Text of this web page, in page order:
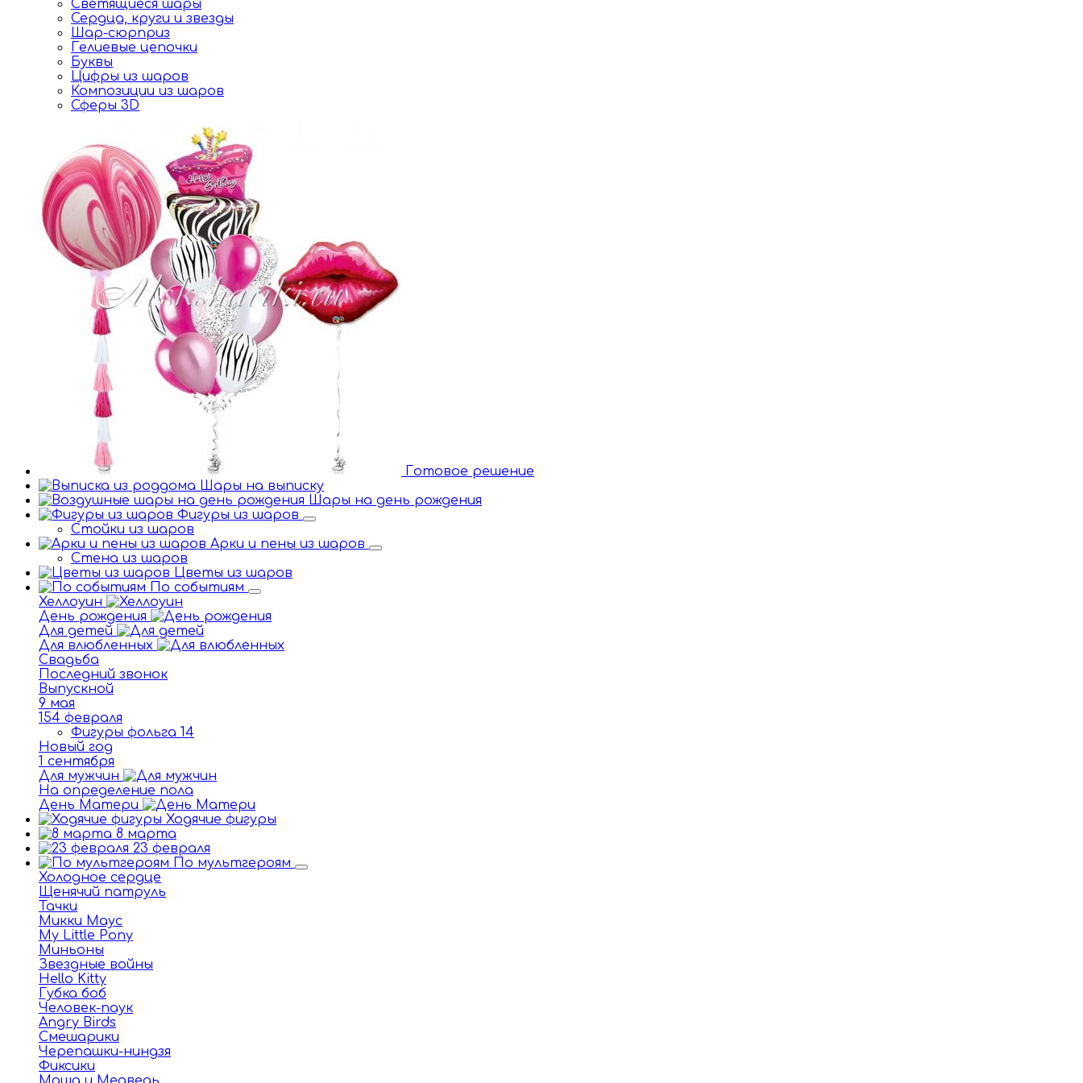
Светящиеся шары
Сердца, круги и звезды
Шар-сюрприз
Гелиевые цепочки
Буквы
Цифры из шаров
Композиции из шаров
Сферы 3D
Готовое решение
Шары на выписку
Шары на день рождения
Фигуры из шаров
Стойки из шаров
Арки и пены из шаров
Стена из шаров
Цветы из шаров
По событиям
Хеллоуин
День рождения
Для детей
Для влюбленных
Свадьба
Последний звонок
Выпускной
9 мая
154 февраля
Фигуры фольга 14
Новый год
1 сентября
Для мужчин
На определение пола
День Матери
Ходячие фигуры
8 марта
23 февраля
По мультгероям
Холодное сердце
Щенячий патруль
Тачки
Микки Маус
My Little Pony
Миньоны
Звездные войны
Hello Kitty
Губка боб
Человек-паук
Angry Birds
Смешарики
Черепашки-ниндзя
Фиксики